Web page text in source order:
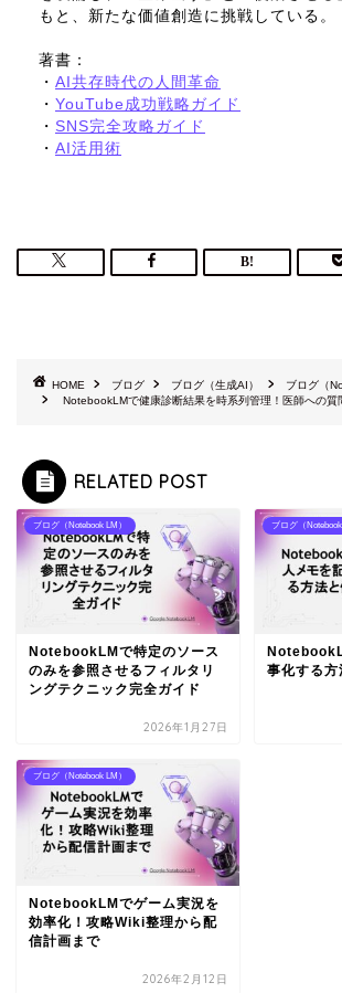
もと、新たな価値創造に挑戦している。
著書：
・ AI共存時代の人間革命
・ YouTube成功戦略ガイド
・ SNS完全攻略ガイド
・ AI活用術
HOME ブログ ブログ（生成AI）
ブログ（
NotebookLMで健康診断結果を時系列管理！医師への質
RELATED POST
ブログ（Notebook LM）
NotebookLMで特定のソース
のみを参照させるフィルタリ
ングテクニック完全ガイド
2026年1月27日
ブログ（Notebook
事化する方
ブログ（Notebook LM）
NotebookLMでゲーム実況を
効率化！攻略Wiki整理から配
信計画まで
2026年2月12日